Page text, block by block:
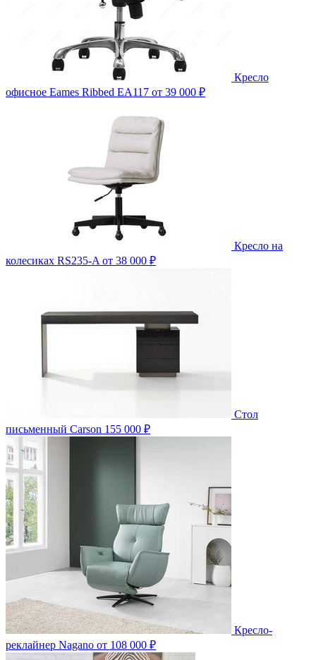
Кресло
офисное Eames Ribbed EA117 от 39 000 ₽
Кресло на
колесиках RS235-A от 38 000 ₽
Стол
письменный Carson 155 000 ₽
Кресло-
реклайнер Nagano от 108 000 ₽